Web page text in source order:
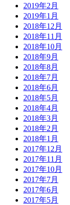
2019年2月
2019年1月
2018年12月
2018年11月
2018年10月
2018年9月
2018年8月
2018年7月
2018年6月
2018年5月
2018年4月
2018年3月
2018年2月
2018年1月
2017年12月
2017年11月
2017年10月
2017年7月
2017年6月
2017年5月